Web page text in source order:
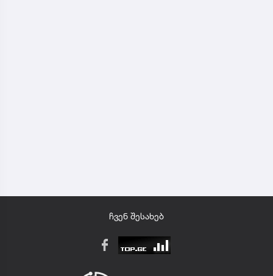
ჩვენ შესახებ